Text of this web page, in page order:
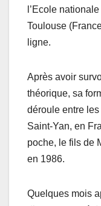
l’Ecole
Toulouse
ligne.
Après avoir
théorique, sa
déroule entre
Saint-Yan, en
poche, le fils de
en 1986.
Quelques mois